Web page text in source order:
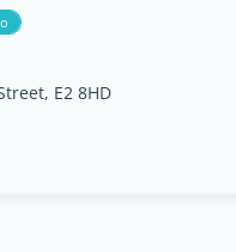
E2 8HD